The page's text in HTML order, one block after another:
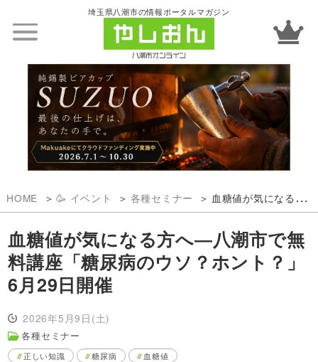
埼玉県八潮市の情報ポータルマガジン
HOME 🥳 イベント 各種セミナー 血糖値が気になる方へ―八潮市で無料講座「糖尿病のウソ？ホント？」6月29日開催
血糖値が気になる方へ―八潮市で無
料講座「糖尿病のウソ？ホント？」
6月29日開催
2026年5月9日(土)
各種セミナー
正しい知識 糖尿病 血糖値